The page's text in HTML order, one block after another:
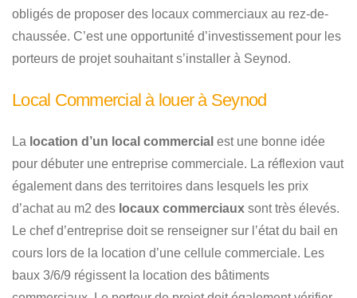
obligés de proposer des locaux commerciaux au rez-de-
chaussée. C’est une opportunité d’investissement pour les
porteurs de projet souhaitant s’installer à Seynod.
Local Commercial à louer à Seynod
La location d’un local commercial est une bonne idée
pour débuter une entreprise commerciale. La réflexion vaut
également dans des territoires dans lesquels les prix
d’achat au m2 des locaux commerciaux sont très élevés.
Le chef d’entreprise doit se renseigner sur l’état du bail en
cours lors de la location d’une cellule commerciale. Les
baux 3/6/9 régissent la location des bâtiments